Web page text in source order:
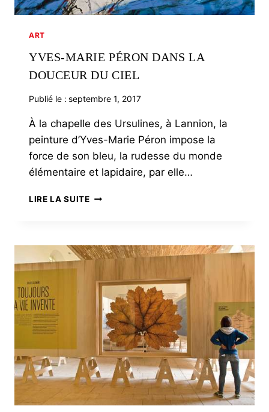
ART
YVES-MARIE PÉRON DANS LA
DOUCEUR DU CIEL
Publié le : septembre 1, 2017
À la chapelle des Ursulines, à Lannion, la
peinture d’Yves-Marie Péron impose la
force de son bleu, la rudesse du monde
élémentaire et lapidaire, par elle…
LIRE LA SUITEYVES-
LA
DOUCEUR
CIEL